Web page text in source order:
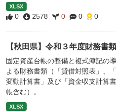
XLSX
0 2578 0 0 0
【秋田県】令和３年度財務書類
固定資産台帳の整備と複式簿記の
よる財務書類（「貸借対照表」、
変動計算書」及び「資金収支計算
帳含む）。
XLSX